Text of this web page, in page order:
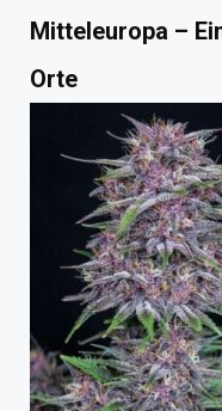
Mitteleuropa –
Orte